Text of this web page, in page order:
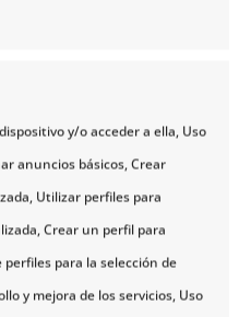
y/o acceder a ella, Uso
anuncios básicos, Crear
Utilizar perfiles para
Crear un perfil para
para la selección de
y mejora de los servicios, Uso
- Tromsø